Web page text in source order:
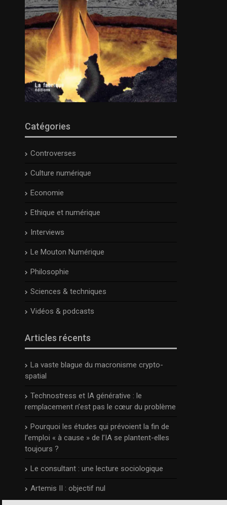
Catégories
Controverses
Culture numérique
Economie
Ethique et numérique
Interviews
Le Mouton Numérique
Philosophie
Sciences & techniques
Vidéos & podcasts
Articles récents
La vaste blague du macronisme crypto-
spatial
Technostress et IA générative : le
remplacement n’est pas le cœur du problème
Pourquoi les études qui prévoient la fin de
l’emploi « à cause » de l’IA se plantent-elles
toujours ?
Le consultant : une lecture sociologique
Artemis II : objectif nul